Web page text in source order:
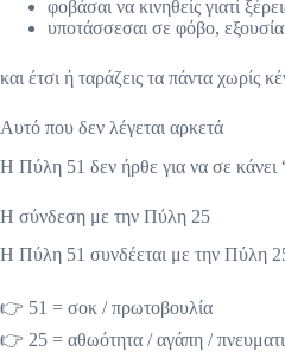
φοβάσαι να κινηθείς γιατί
υποτάσσεσαι σε φόβο, εξουσία
και έτσι ή ταράζεις τα πάντα χωρίς
Αυτό που δεν λέγεται αρκετά
Η Πύλη 51 δεν ήρθε για να σε κάνει
Η σύνδεση με την Πύλη 25
Η Πύλη 51 συνδέεται με την Πύλη
👉 51 = σοκ / πρωτοβουλία
👉 25 = αθωότητα / αγάπη /